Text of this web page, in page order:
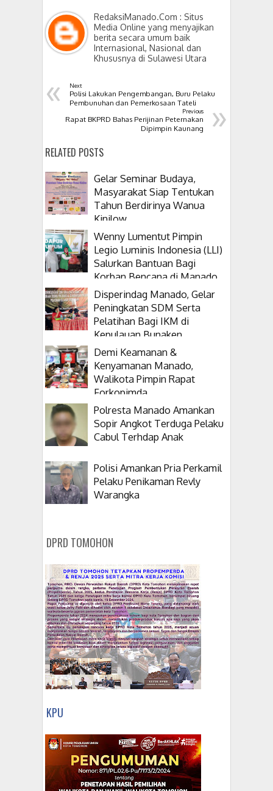
RedaksiManado.Com : Situs
Media Online yang menyajikan
berita secara umum baik
Internasional, Nasional dan
Khususnya di Sulawesi Utara
« Next
Polisi Lakukan Pengembangan, Buru Pelaku
Pembunuhan dan Pemerkosaan Tateli
»
Previous
Rapat BKPRD Bahas Perijinan Peternakan
Dipimpin Kaunang
RELATED POSTS
Gelar Seminar Budaya,
Masyarakat Siap Tentukan
Tahun Berdirinya Wanua
Kinilow
Wenny Lumentut Pimpin
Legio Luminis Indonesia (LLI)
Salurkan Bantuan Bagi
Korban Bencana di Manado
Disperindag Manado, Gelar
Peningkatan SDM Serta
Pelatihan Bagi IKM di
Kepulauan Bunaken
Demi Keamanan &
Kenyamanan Manado,
Walikota Pimpin Rapat
Forkopimda
Polresta Manado Amankan
Sopir Angkot Terduga Pelaku
Cabul Terhdap Anak
Polisi Amankan Pria Perkamil
Pelaku Penikaman Revly
Warangka
DPRD TOMOHON
KPU